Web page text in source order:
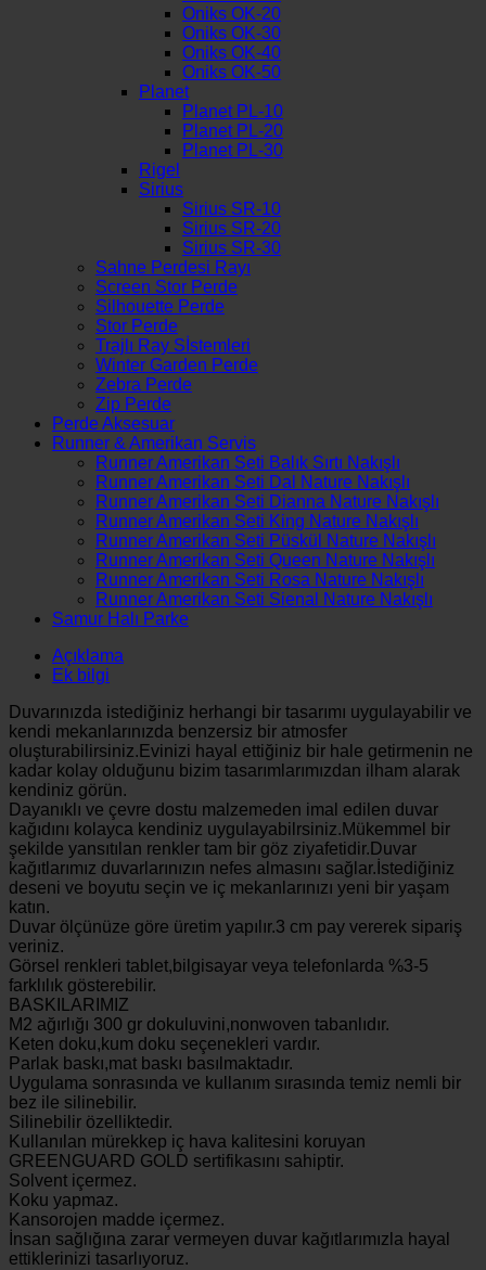
Oniks OK-20
Oniks OK-30
Oniks OK-40
Oniks OK-50
Planet
Planet PL-10
Planet PL-20
Planet PL-30
Rigel
Sirius
Sirius SR-10
Sirius SR-20
Sirius SR-30
Sahne Perdesi Rayı
Screen Stor Perde
Silhouette Perde
Stor Perde
Trajlı Ray Sİstemleri
Winter Garden Perde
Zebra Perde
Zip Perde
Perde Aksesuar
Runner & Amerikan Servis
Runner Amerikan Seti Balık Sırtı Nakışlı
Runner Amerikan Seti Dal Nature Nakışlı
Runner Amerikan Seti Dianna Nature Nakışlı
Runner Amerikan Seti King Nature Nakışlı
Runner Amerikan Seti Püskül Nature Nakışlı
Runner Amerikan Seti Queen Nature Nakışlı
Runner Amerikan Seti Rosa Nature Nakışlı
Runner Amerikan Seti Sienal Nature Nakışlı
Samur Halı Parke
Açıklama
Ek bilgi
Duvarınızda istediğiniz herhangi bir tasarımı uygulayabilir ve
kendi mekanlarınızda benzersiz bir atmosfer
oluşturabilirsiniz.Evinizi hayal ettiğiniz bir hale getirmenin ne
kadar kolay olduğunu bizim tasarımlarımızdan ilham alarak
kendiniz görün.
Dayanıklı ve çevre dostu malzemeden imal edilen duvar
kağıdını kolayca kendiniz uygulayabilrsiniz.Mükemmel bir
şekilde yansıtılan renkler tam bir göz ziyafetidir.Duvar
kağıtlarımız duvarlarınızın nefes almasını sağlar.İstediğiniz
deseni ve boyutu seçin ve iç mekanlarınızı yeni bir yaşam
katın.
Duvar ölçünüze göre üretim yapılır.3 cm pay vererek sipariş
veriniz.
Görsel renkleri tablet,bilgisayar veya telefonlarda %3-5
farklılık gösterebilir.
BASKILARIMIZ
M2 ağırlığı 300 gr dokuluvini,nonwoven tabanlıdır.
Keten doku,kum doku seçenekleri vardır.
Parlak baskı,mat baskı basılmaktadır.
Uygulama sonrasında ve kullanım sırasında temiz nemli bir
bez ile silinebilir.
Silinebilir özelliktedir.
Kullanılan mürekkep iç hava kalitesini koruyan
GREENGUARD GOLD sertifikasını sahiptir.
Solvent içermez.
Koku yapmaz.
Kansorojen madde içermez.
İnsan sağlığına zarar vermeyen duvar kağıtlarımızla hayal
ettiklerinizi tasarlıyoruz.